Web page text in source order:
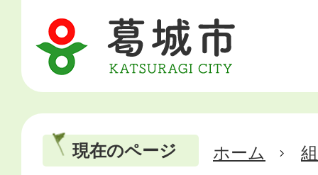
現在のページ ホーム